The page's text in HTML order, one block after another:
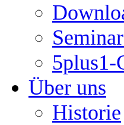
5plus1-
Über uns
Historie